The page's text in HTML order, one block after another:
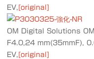
EV, [original]
OM Digital Solutions
F4.0,24 mm(35mmF),
EV, [original]